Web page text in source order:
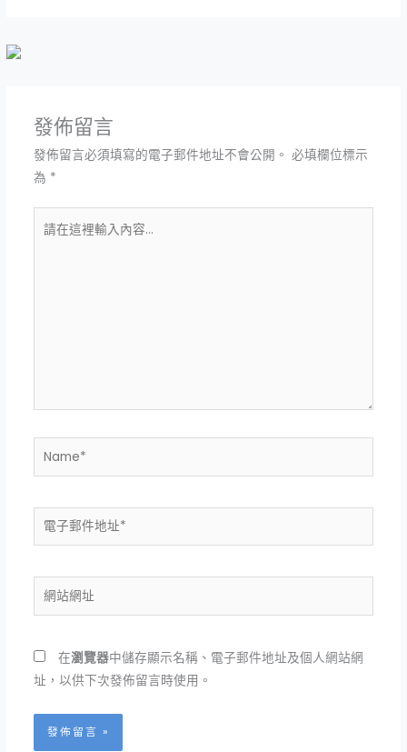
發佈留言
發佈留言必須填寫的電子郵件地址不會公開。 必填欄位標示
為 *
在
Name*
電
子
*
址
在瀏覽器中儲存顯示名稱、電子郵件地址及個人網站網
址，以供下次發佈留言時使用。